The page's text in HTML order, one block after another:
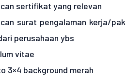
sertifikat yang relevan
surat pengalaman kerja/
perusahaan ybs
vitae
3×4 background merah